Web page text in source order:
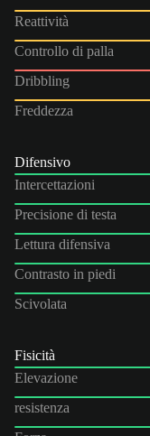
Reattività
Controllo di palla
Dribbling
Freddezza
Difensivo
Intercettazioni
Precisione di testa
Lettura difensiva
Contrasto in piedi
Scivolata
Fisicità
Elevazione
resistenza